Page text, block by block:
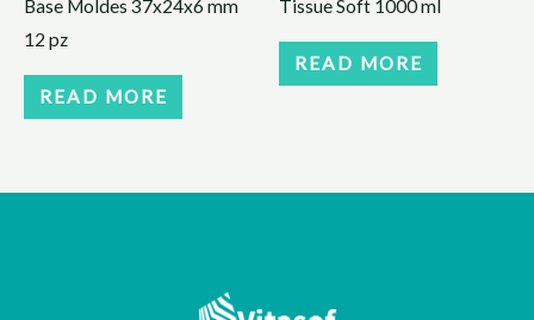
Base Moldes 37x24x6 mm
12 pz
READ MORE
Tissue Soft 1000 ml
READ MORE